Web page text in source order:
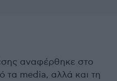
αναφέρθηκε στο
τα media, αλλά και τη